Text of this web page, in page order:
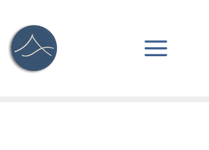
para
conteúdo